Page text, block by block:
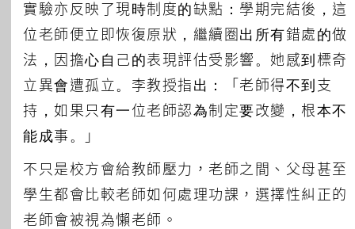
實驗亦反映了現時制度的缺點：學期完結後，這
位老師便立即恢復原狀，繼續圈出所有錯處的做
法，因擔心自己的表現評估受影響。她感到標奇
立異會遭孤立。李教授指出：「老師得不到支
持，如果只有一位老師認為制定要改變，根本不
能成事。」
不只是校方會給教師壓力，老師之間、父母甚至
學生都會比較老師如何處理功課，選擇性糾正的
老師會被視為懶老師。